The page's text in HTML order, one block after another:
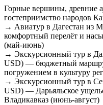
Горные вершины, древние
гостеприимство народов
→ Авиатур в Дагестан из
комфортный перелёт и
(май-июнь)
→ Экскурсионный тур в
USD) — бюджетный
погружением в культуру
→ Экскурсионный тур в
USD) — Дарьяльское
Владикавказ (июнь-август)